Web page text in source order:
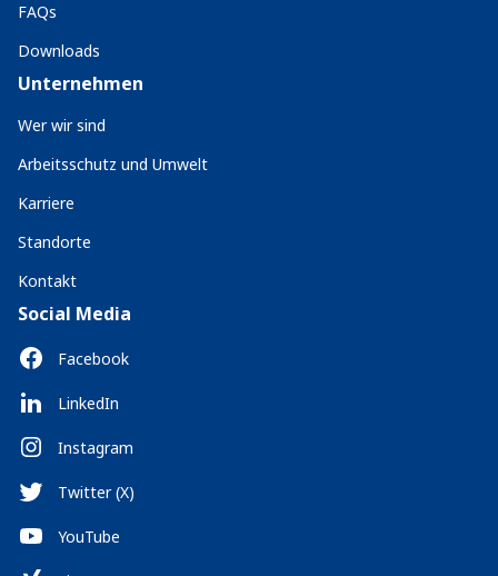
FAQs
Downloads
Unternehmen
Wer wir sind
Arbeitsschutz und Umwelt
Karriere
Standorte
Kontakt
Social Media
Facebook
LinkedIn
Instagram
Twitter (X)
YouTube